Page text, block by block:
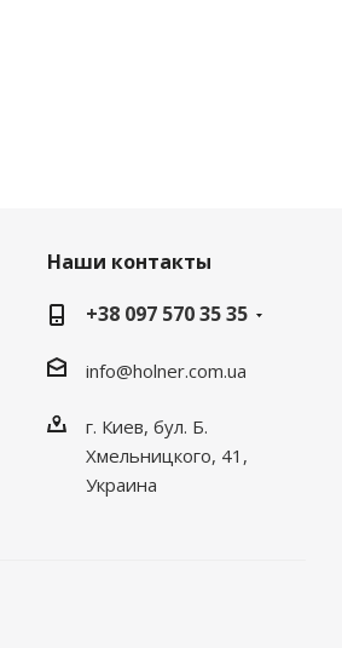
Наши контакты
+38 097 570 35 35
info@holner.com.ua
г. Киев, бул. Б.
Хмельницкого, 41,
Украина